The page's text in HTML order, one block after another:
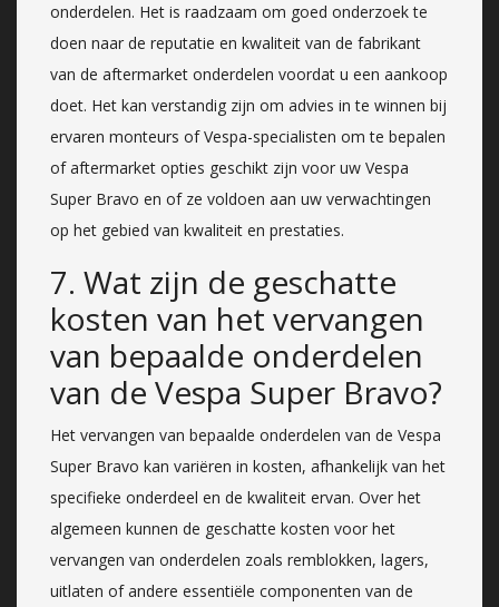
onderdelen. Het is raadzaam om goed onderzoek te
doen naar de reputatie en kwaliteit van de fabrikant
van de aftermarket onderdelen voordat u een aankoop
doet. Het kan verstandig zijn om advies in te winnen bij
ervaren monteurs of Vespa-specialisten om te bepalen
of aftermarket opties geschikt zijn voor uw Vespa
Super Bravo en of ze voldoen aan uw verwachtingen
op het gebied van kwaliteit en prestaties.
7. Wat zijn de geschatte
kosten van het vervangen
van bepaalde onderdelen
van de Vespa Super Bravo?
Het vervangen van bepaalde onderdelen van de Vespa
Super Bravo kan variëren in kosten, afhankelijk van het
specifieke onderdeel en de kwaliteit ervan. Over het
algemeen kunnen de geschatte kosten voor het
vervangen van onderdelen zoals remblokken, lagers,
uitlaten of andere essentiële componenten van de